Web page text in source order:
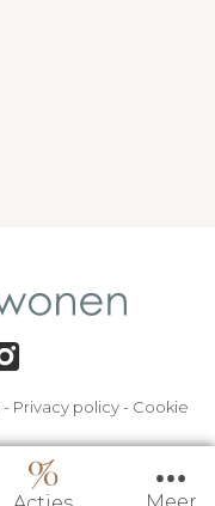
- Privacy policy- Cookie